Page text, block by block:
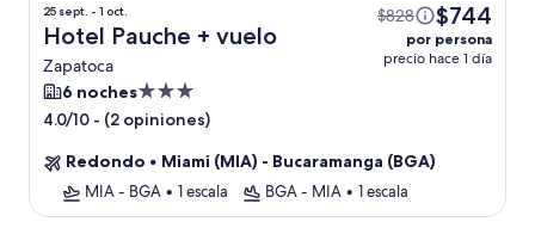
25 sept. - 1 oct.
Hotel Pauche + vuelo
Zapatoca
$828 $744
por persona
precio hace 1 día
6 nochesPropiedad
de
estrellas
4.0/10 - (2 opiniones)
Redondo • Miami (MIA) - Bucaramanga (BGA)
MIA - BGA • 1 escala BGA - MIA • 1 escala